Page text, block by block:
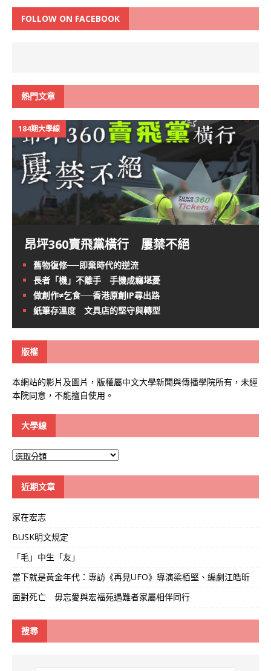
FOLLOW ON FACEBOOK
熱門文章
184期大學線
昂坪360賣飛黨橫行 屢禁不絕
舊物復修──即棄時代的逆流
長者「機」不離手 手機成癮堪憂
做創作≠乞食──香港原創IP尋出路
紙筆存溫度 文具店的堅守與轉型
版權
本網站的影片及圖片，版權屬中文大學新聞與傳播學院所有，未經
本院同意，不能擅自使用。
大學線
大
近期文章
家在宏志
BUSK明文規定
「毛」中生「友」
當下就是黃金年代：專訪《再見UFO》導演梁栢堅、編劇江皓昕
面對死亡 毋忘愛與宏福苑遇難者家屬相伴同行
搜尋